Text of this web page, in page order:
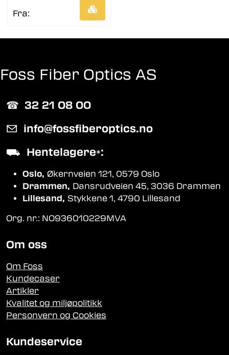
Fra:
Foss Fiber Optics AS
☎︎ 32 21 08 00
✉ info@fossfiberoptics.no
⛟ Hentelagere*:
Oslo, Økernveien 121, 0579 Oslo
Drammen, Dansrudveien 45, 3036 Drammen
Lillesand, Stykkene 1, 4790 Lillesand
Org. nr.: NO936010229MVA
Om oss
Om Foss
Kundecaser
Artikler
Kvalitet og miljøpolitikk
Personvern og Cookies
Kundeservice